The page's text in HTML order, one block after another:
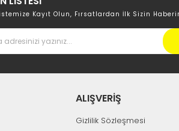
Kayıt Olun, Fırsatlardan İlk Sizin
ALIŞVERİŞ
Gizlilik Sözleşmesi